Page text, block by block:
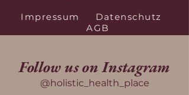
Impressum
Datenschutz
AGB
Follow us on Instagram
@holistic_health_place